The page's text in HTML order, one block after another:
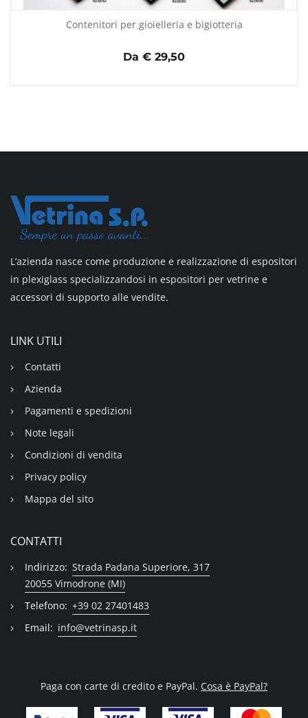
Contenitori per gioielleria e bigiotteria
Da € 29,50
L’azienda nasce come produzione e realizzazione di espositori
in plexiglass specializzandosi in espositori per vetrine e
accessori di supporto alle vendite.
LINK UTILI
Contatti
Azienda
Pagamenti e spedizioni
Note legali
Condizioni di vendita
Privacy policy
Mappa del sito
CONTATTI
Indirizzo: Strada Padana Superiore, 317
20055 Vimodrone (MI)
Telefono: +39 02 27401483
Email: info@vetrinasp.it
Paga con carte di credito e PayPal. Cosa è PayPal?